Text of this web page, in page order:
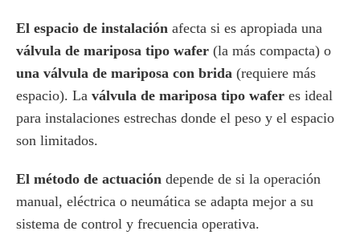
El espacio de instalación afecta si es apropiada una
válvula de mariposa tipo wafer (la más compacta) o
una válvula de mariposa con brida (requiere más
espacio). La válvula de mariposa tipo wafer es ideal
para instalaciones estrechas donde el peso y el espacio
son limitados.
El método de actuación depende de si la operación
manual, eléctrica o neumática se adapta mejor a su
sistema de control y frecuencia operativa.